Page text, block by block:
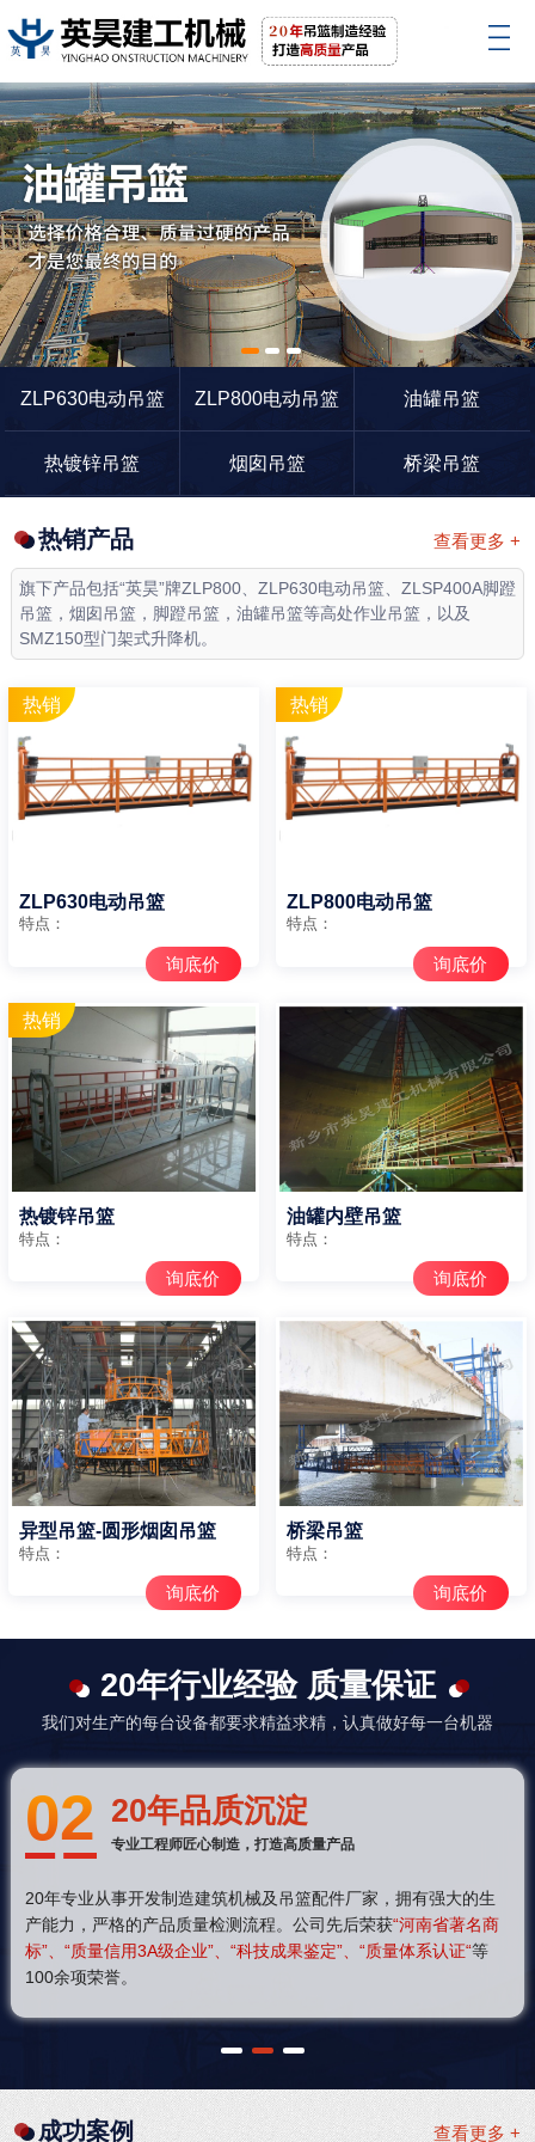
1 2
3
ZLP630电动吊篮
ZLP800电动吊篮 油罐吊篮
热镀锌吊篮 烟囱吊篮 桥梁吊篮
查看更多 +
热销产品
旗下产品包括“英昊”牌ZLP800、ZLP630电动吊篮、ZLSP400A脚蹬
吊篮，烟囱吊篮，脚蹬吊篮，油罐吊篮等高处作业吊篮，以及
SMZ150型门架式升降机。
ZLP630电动吊篮
特点：
询底价
ZLP800电动吊篮
特点：
询底价
热镀锌吊篮
特点：
询底价
油罐内壁吊篮
特点：
询底价
异型吊篮-圆形烟囱吊篮
特点：
询底价
桥梁吊篮
特点：
询底价
20年行业经验 质量保证
我们对生产的每台设备都要求精益求精，认真做好每一台机器
03 20年品质沉淀
专业工程师匠心制造，打造高质量产品
20年专业从事开发制造建筑机械及吊篮配件厂家，拥有强大的
产能力，严格的产品质量检测流程。公司先后荣获“河南省著
标”、“质量信用3A级企业”、“科技成果鉴定”、“质量体系认证“
100余项荣誉。
1 2 3
查看更多 +
成功案例